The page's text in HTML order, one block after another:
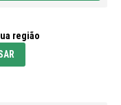
região